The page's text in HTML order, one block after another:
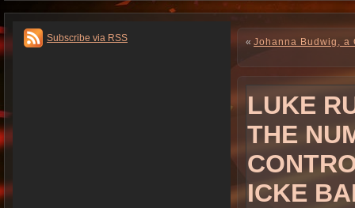
Subscribe via RSS « Johanna Budwig, a
LUKE
THE
ICKE